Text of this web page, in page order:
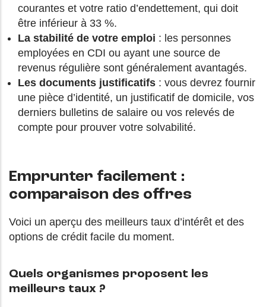
courantes et votre ratio d’endettement, qui doit
être inférieur à 33 %.
La stabilité de votre emploi : les personnes
employées en CDI ou ayant une source de
revenus régulière sont généralement avantagés.
Les documents justificatifs : vous devrez fournir
une pièce d’identité, un justificatif de domicile, vos
derniers bulletins de salaire ou vos relevés de
compte pour prouver votre solvabilité.
Emprunter facilement :
comparaison des offres
Voici un aperçu des meilleurs taux d’intérêt et des
options de crédit facile du moment.
Quels organismes proposent les
meilleurs taux ?